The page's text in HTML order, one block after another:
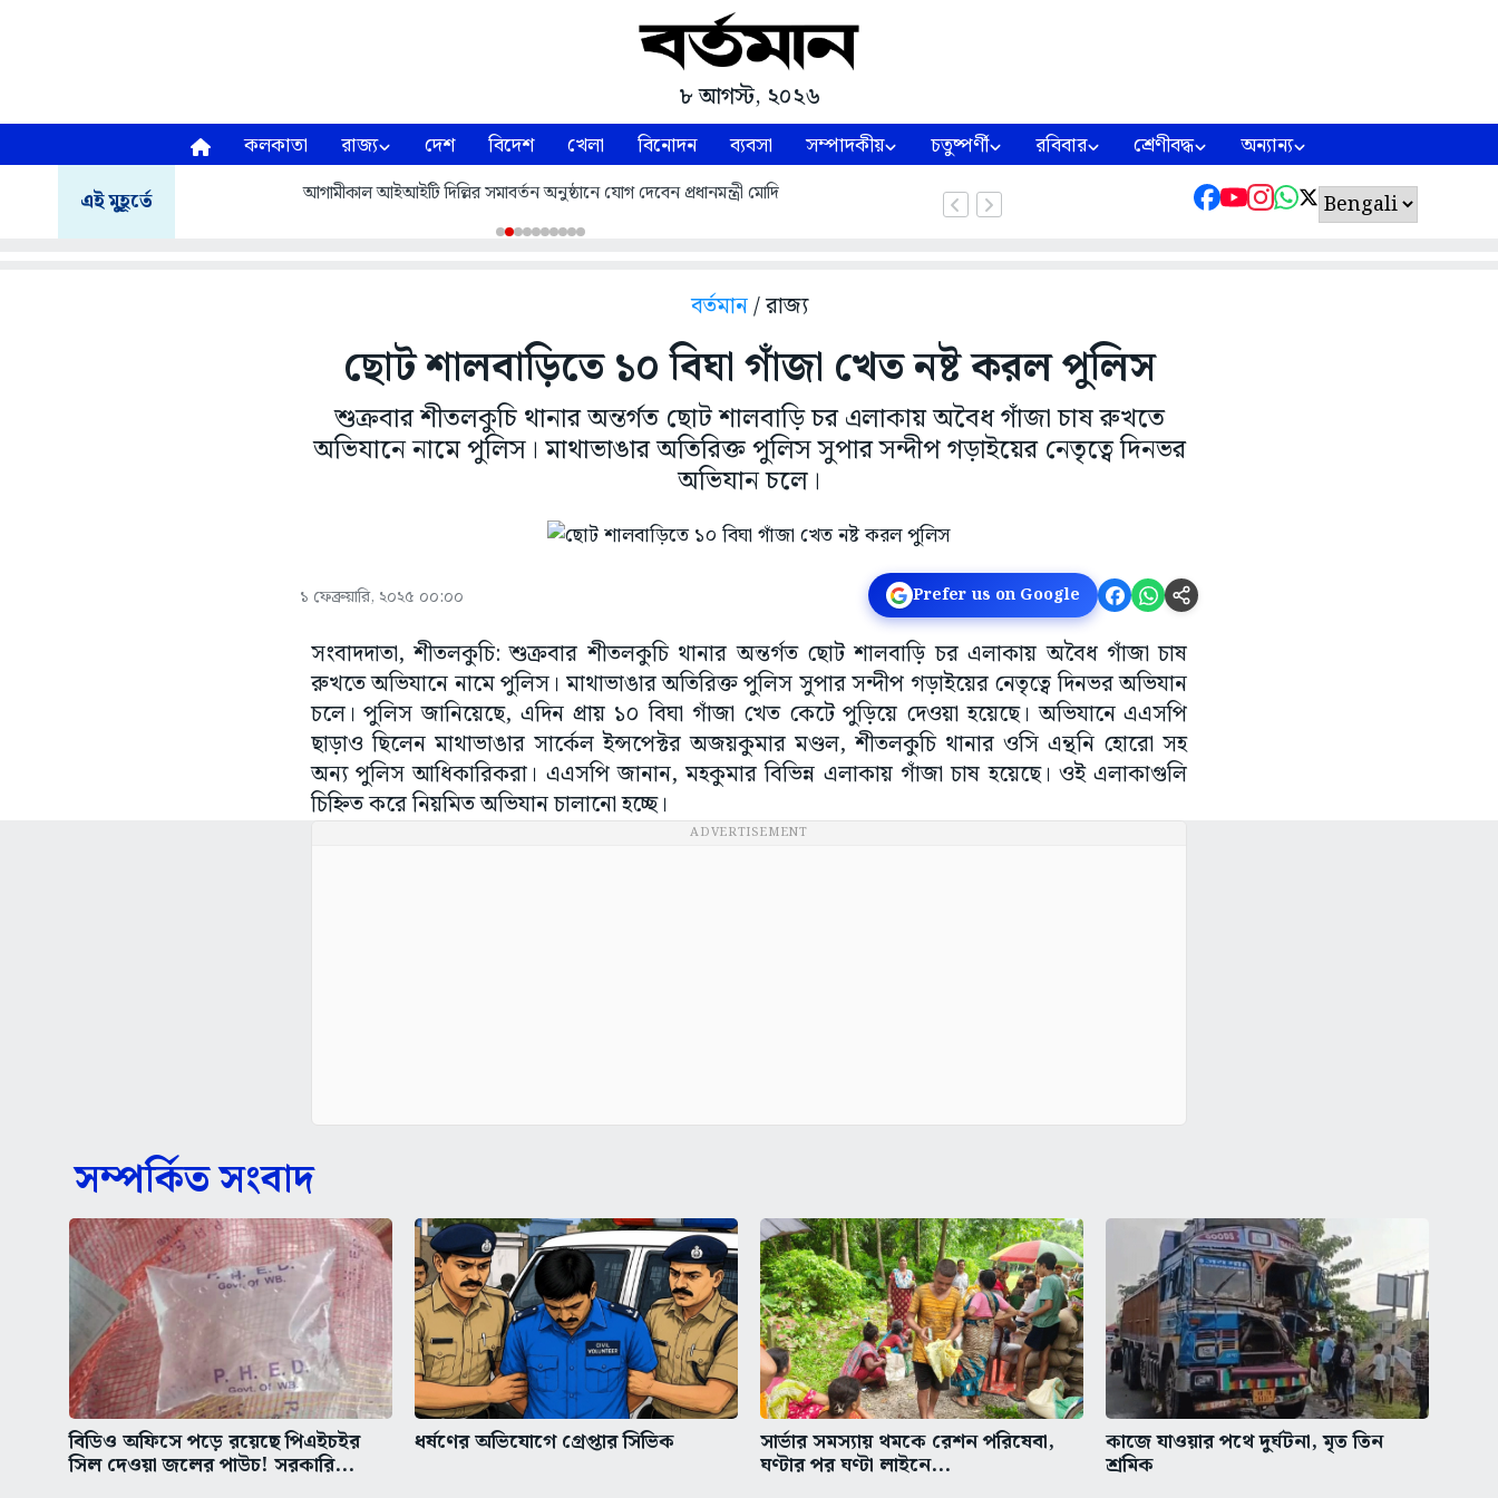
৮ আগস্ট, ২০২৬
কলকাতা রাজ্য দেশ বিদেশ খেলা বিনোদন ব্যবসা সম্পাদকীয় চতুষ্পর্ণী রবিবার শ্রেণীবদ্ধ অন্যান্য
এই মুহূর্তে আগামীকাল আইআইটি দিল্লির সমাবর্তন অনুষ্ঠানে যোগ দেবেন প্রধানমন্ত্রী মোদি
বর্তমান/ রাজ্য
ছোট শালবাড়িতে ১০ বিঘা গাঁজা খেত নষ্ট করল পুলিস
শুক্রবার শীতলকুচি থানার অন্তর্গত ছোট শালবাড়ি চর এলাকায় অবৈধ গাঁজা চাষ রুখতে
অভিযানে নামে পুলিস। মাথাভাঙার অতিরিক্ত পুলিস সুপার সন্দীপ গড়াইয়ের নেতৃত্বে দিনভর
অভিযান চলে।
১ ফেব্রুয়ারি, ২০২৫ ০০:০০ Prefer us on Google
সংবাদদাতা, শীতলকুচি: শুক্রবার শীতলকুচি থানার অন্তর্গত ছোট শালবাড়ি চর এলাকায় অবৈধ গাঁজা চাষ
রুখতে অভিযানে নামে পুলিস। মাথাভাঙার অতিরিক্ত পুলিস সুপার সন্দীপ গড়াইয়ের নেতৃত্বে দিনভর অভিযান
চলে। পুলিস জানিয়েছে, এদিন প্রায় ১০ বিঘা গাঁজা খেত কেটে পুড়িয়ে দেওয়া হয়েছে। অভিযানে এএসপি
ছাড়াও ছিলেন মাথাভাঙার সার্কেল ইন্সপেক্টর অজয়কুমার মণ্ডল, শীতলকুচি থানার ওসি এন্থনি হোরো সহ
অন্য পুলিস আধিকারিকরা। এএসপি জানান, মহকুমার বিভিন্ন এলাকায় গাঁজা চাষ হয়েছে। ওই এলাকাগুলি
চিহ্নিত করে নিয়মিত অভিযান চালানো হচ্ছে।
ADVERTISEMENT
সম্পর্কিত সংবাদ
বিডিও অফিসে পড়ে রয়েছে পিএইচইর
সিল দেওয়া জলের পাউচ! সরকারি...
ধর্ষণের অভিযোগে গ্রেপ্তার সিভিক সার্ভার সমস্যায় থমকে রেশন পরিষেবা,
ঘণ্টার পর ঘণ্টা লাইনে...
কাজে যাওয়ার পথে দুর্ঘটনা, মৃত তিন
শ্রমিক